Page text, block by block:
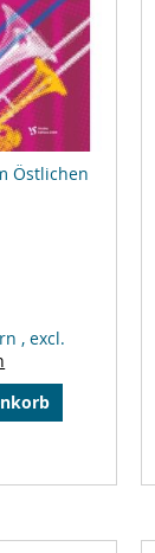
Östlichen
,excl.